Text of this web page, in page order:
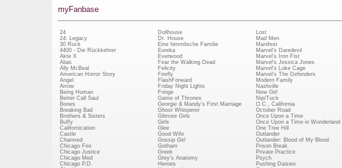
myFanbase
24
24: Legacy
30 Rock
4400 - Die Rückkehrer
Akte X
Alias
Ally McBeal
American Horror Story
Angel
Arrow
Being Human
Better Call Saul
Bones
Breaking Bad
Brothers & Sisters
Buffy
Californication
Castle
Charmed
Chicago Fire
Chicago Justice
Chicago Med
Chicago P.D.
Dollhouse
Dr. House
Eine himmlische Familie
Eureka
Everwood
Fear the Walking Dead
Felicity
Firefly
FlashForward
Friday Night Lights
Fringe
Game of Thrones
Georgie & Mandy's First Marriage
Ghost Whisperer
Gilmore Girls
Girls
Glee
Good Wife
Gossip Girl
Gotham
Greek
Grey's Anatomy
Heroes
Lost
Mad Men
Manifest
Marvel's Daredevil
Marvel's Iron Fist
Marvel's Jessica Jones
Marvel's Luke Cage
Marvel's The Defenders
Modern Family
Nashville
New Girl
Nip/Tuck
O.C., California
October Road
Once Upon a Time
Once Upon a Time in Wonderland
One Tree Hill
Outlander
Outlander: Blood of My Blood
Prison Break
Private Practice
Psych
Pushing Daisies